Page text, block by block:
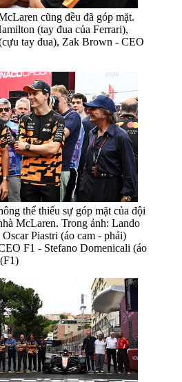
cũng đều đã góp mặt.
(tay đua của Ferrari),
tay đua), Zak Brown - CEO
thể thiếu sự góp mặt của đội
McLaren. Trong ảnh: Lando
Piastri (áo cam - phải)
F1 - Stefano Domenicali (áo